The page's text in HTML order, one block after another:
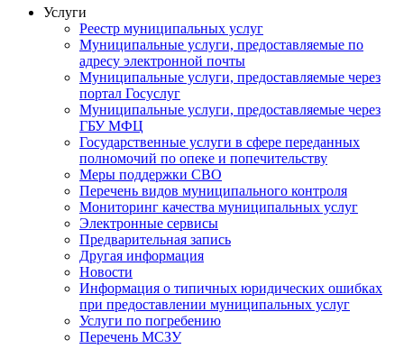
Услуги
Реестр муниципальных услуг
Муниципальные услуги, предоставляемые по
адресу электронной почты
Муниципальные услуги, предоставляемые через
портал Госуслуг
Муниципальные услуги, предоставляемые через
ГБУ МФЦ
Государственные услуги в сфере переданных
полномочий по опеке и попечительству
Меры поддержки СВО
Перечень видов муниципального контроля
Мониторинг качества муниципальных услуг
Электронные сервисы
Предварительная запись
Другая информация
Новости
Информация о типичных юридических ошибках
при предоставлении муниципальных услуг
Услуги по погребению
Перечень МСЗУ